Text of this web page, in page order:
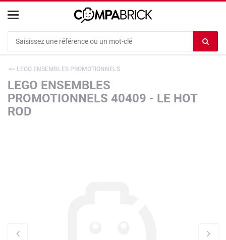
le
LEGO ENSEMBLES PROMOTIONNELS
LEGO ENSEMBLES
PROMOTIONNELS 40409 - LE HOT
ROD
Cookies management panel